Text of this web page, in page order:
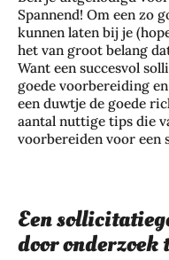
Spannend! Om een zo
kunnen laten bij je
het van groot belang
Want een succesvol
goede voorbereiding
een duwtje de goede
aantal nuttige tips die
voorbereiden voor een
Een
door onderzoek